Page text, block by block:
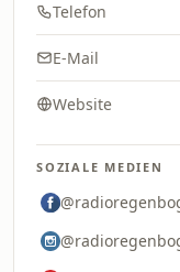
Telefon
E-Mail
Website
SOZIALE MEDIEN